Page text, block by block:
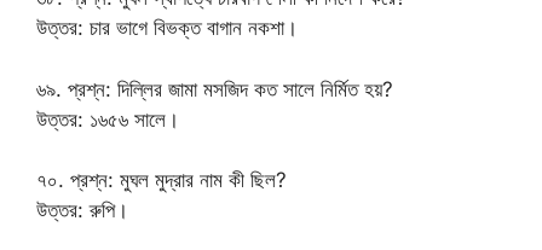
উত্তর: চার ভাগে বিভক্ত বাগান নকশা।
৬৯. প্রশ্ন: দিল্লির জামা মসজিদ কত সালে নির্মিত হয়?
উত্তর: ১৬৫৬ সালে।
৭০. প্রশ্ন: মুঘল মুদ্রার নাম কী ছিল?
উত্তর: রুপি।